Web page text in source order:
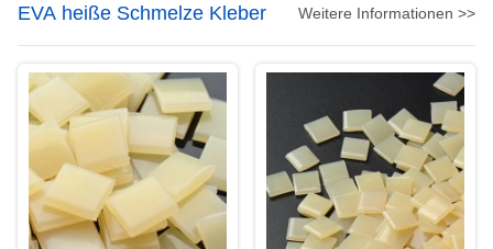
EVA heiße Schmelze Kleber Weitere Informationen >>